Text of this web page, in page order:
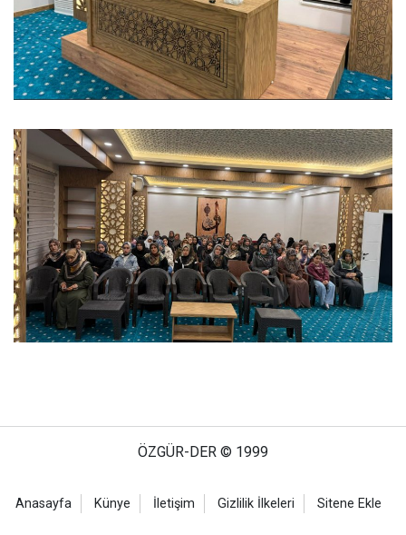
ÖZGÜR-DER © 1999
Anasayfa Künye İletişim Gizlilik İlkeleri Sitene Ekle